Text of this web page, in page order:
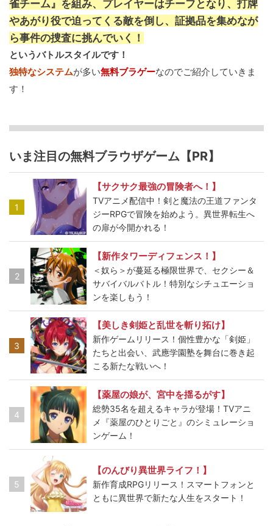
雀チーム』を組み、プレイヤーはチーフとなり、打牌
やあがり役で迫ってくる敵を倒し、証拠品を集めなが
ら事件の捜査に挑んでいく！
というバトルスタイルです！
独特なシステムが多い無料ブラゲーなのでご紹介していきま
す！
いま注目の無料ブラウザゲーム【PR】
1
【サクサク最強の冒険者へ！】
TVアニメ配信中！剣と魔法の王道ファンタ
ジーRPGで冒険を始めよう。異世界転生へ
の扉が今開かれる！
2
【新作タワーディフェンス！】
＜奴ら＞が蔓延る極限世界で、セクシー＆
サバイバルバトル！特別なシチュエーショ
ンを楽しもう！
3
【美しき剣姫と乱世を斬り拓け】
新作ゲームリリース！個性豊かな「剣姫」
たちと出会い、武應学園塾を舞台に巻き起
こる新たな戦いへ！
4
【薬屋の娘が、宮中を揺るがす】
総勢35名を超えるキャラが登場！TVアニ
メ『薬屋のひとりごと』のシミュレーショ
ンゲーム！
5
【のんびり異世界ライフ！】
新作育成RPGリリース！スマートフォンと
ともに異世界で新たな人生をスタート！